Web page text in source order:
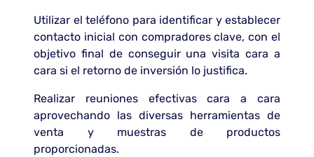
Utilizar el teléfono para identificar y establecer
contacto inicial con compradores clave, con el
objetivo final de conseguir una visita cara a
cara si el retorno de inversión lo justifica.
Realizar reuniones efectivas cara a cara
aprovechando las diversas herramientas de
venta y muestras de productos
proporcionadas.